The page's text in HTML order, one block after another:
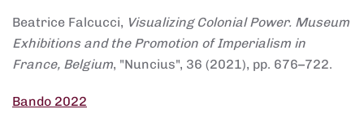
Beatrice Falcucci, Visualizing Colonial Power. Museum
Exhibitions and the Promotion of Imperialism in
France, Belgium, "Nuncius", 36 (2021), pp. 676–722.
Bando 2022